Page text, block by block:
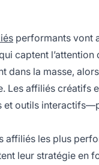
performants vont
captent l’attention
dans la masse,
Les affiliés créatifs
outils
affiliés les plus
leur stratégie en